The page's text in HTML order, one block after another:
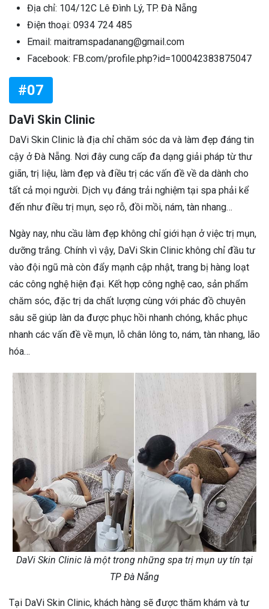
Địa chỉ: 104/12C Lê Đình Lý, TP. Đà Nẵng
Điện thoại: 0934 724 485
Email: maitramspadanang@gmail.com
Facebook: FB.com/profile.php?id=100042383875047
#07
DaVi Skin Clinic
DaVi Skin Clinic là địa chỉ chăm sóc da và làm đẹp đáng tin
cậy ở Đà Nẵng. Nơi đây cung cấp đa dạng giải pháp từ thư
giãn, trị liệu, làm đẹp và điều trị các vấn đề về da dành cho
tất cả mọi người. Dịch vụ đáng trải nghiệm tại spa phải kể
đến như điều trị mụn, sẹo rỗ, đồi mồi, nám, tàn nhang…
Ngày nay, nhu cầu làm đẹp không chỉ giới hạn ở việc trị mụn,
dưỡng trắng. Chính vì vậy, DaVi Skin Clinic không chỉ đầu tư
vào đội ngũ mà còn đẩy mạnh cập nhật, trang bị hàng loạt
các công nghệ hiện đại. Kết hợp công nghệ cao, sản phẩm
chăm sóc, đặc trị da chất lượng cùng với phác đồ chuyên
sâu sẽ giúp làn da được phục hồi nhanh chóng, khắc phục
nhanh các vấn đề về mụn, lỗ chân lông to, nám, tàn nhang, lão
hóa…
DaVi Skin Clinic là một trong những spa trị mụn uy tín tại
TP Đà Nẵng
Tại DaVi Skin Clinic, khách hàng sẽ được thăm khám và tư